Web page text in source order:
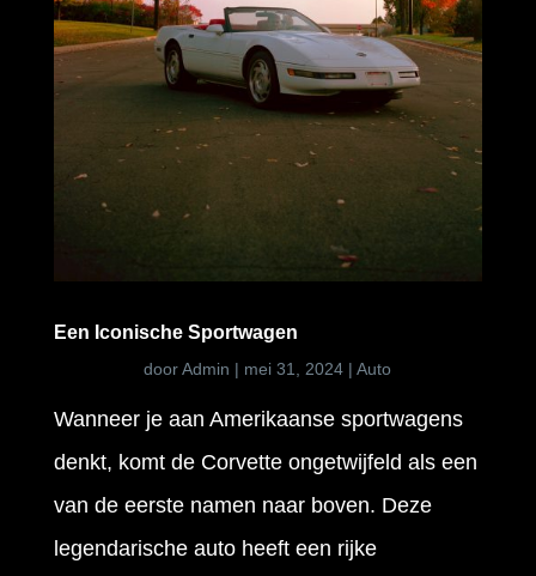
Een Iconische Sportwagen
doorAdmin | mei 31, 2024 |Auto
Wanneer je aan Amerikaanse sportwagens
denkt, komt de Corvette ongetwijfeld als een
van de eerste namen naar boven. Deze
legendarische auto heeft een rijke